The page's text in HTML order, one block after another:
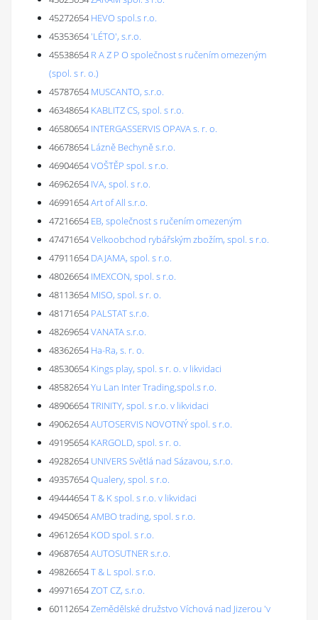
45272654 HEVO spol.s r.o.
45353654'LÉTO', s.r.o.
45538654 R A Z P O společnost s ručením omezeným
(spol. s r. o.)
45787654 MUSCANTO, s.r.o.
46348654 KABLITZ CS, spol. s r.o.
46580654 INTERGASSERVIS OPAVA s. r. o.
46678654 Lázně Bechyně s.r.o.
46904654VOŠTĚP spol. s r.o.
46962654 IVA, spol. s r.o.
46991654Art of All s.r.o.
47216654 EB, společnost s ručením omezeným
47471654Velkoobchod rybářským zbožím, spol. s r.o.
47911654 DAJAMA, spol. s r.o.
48026654 IMEXCON, spol. s r.o.
48113654 MISO, spol. s r. o.
48171654 PALSTAT s.r.o.
48269654VANATA s.r.o.
48362654 Ha-Ra, s. r. o.
48530654 Kings play, spol. s r. o. v likvidaci
48582654Yu Lan Inter Trading,spol.s r.o.
48906654TRINITY, spol. s r.o. v likvidaci
49062654AUTOSERVIS NOVOTNÝ spol. s r.o.
49195654 KARGOLD, spol. s r. o.
49282654 UNIVERS Světlá nad Sázavou, s.r.o.
49357654Qualery, spol. s r.o.
49444654T & K spol. s r.o. v likvidaci
49450654AMBO trading, spol. s r.o.
49612654 KOD spol. s r.o.
49687654AUTOSUTNER s.r.o.
49826654T & L spol. s r.o.
49971654ZOT CZ, s.r.o.
60112654Zemědělské družstvo Víchová nad Jizerou 'v